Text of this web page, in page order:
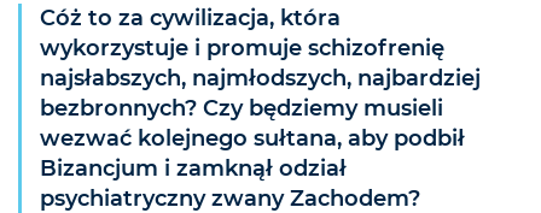
Cóż to za cywilizacja, która
wykorzystuje i promuje schizofrenię
najsłabszych, najmłodszych, najbardziej
bezbronnych? Czy będziemy musieli
wezwać kolejnego sułtana, aby podbił
Bizancjum i zamknął odział
psychiatryczny zwany Zachodem?